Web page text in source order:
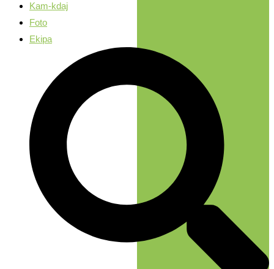
Kam-kdaj
Foto
Ekipa